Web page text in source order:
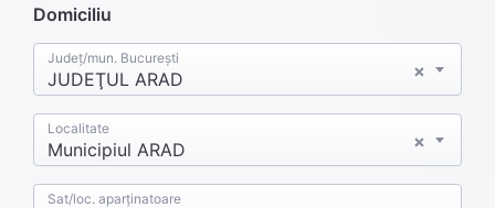
Domiciliu
×
JUDEŢUL ARAD
Județ/mun. București
×
Municipiul ARAD
Localitate
Sat/loc. aparținatoare